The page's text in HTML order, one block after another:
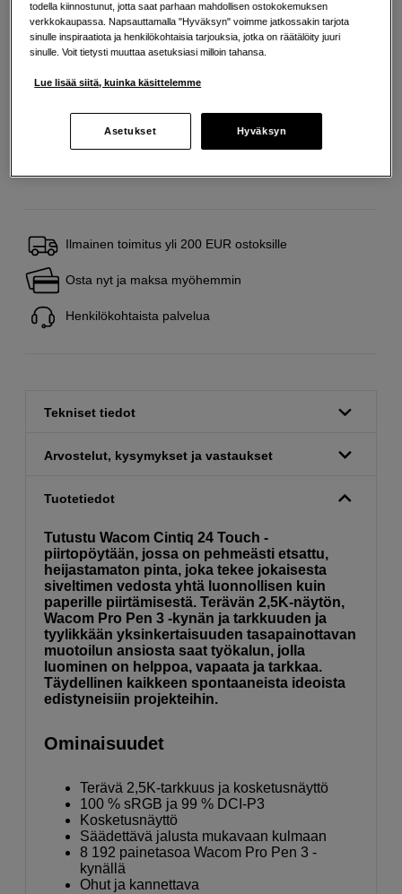
Maksa Svea-erämaksulla
Esimerkki: 36 kk, 64 EUR/kk, yhteensä 2 309 EUR, todellinen vuosikorko
19,07 %
saada maksuhäiriömerkinnän. Se voi vaikeuttaa asunnon vuokraamista,
liittymien tekemistä ja uusien lainojen saamista. Apua saat kuntasi talous- ja
Ilmainen toimitus yli 200 EUR ostoksille
Osta nyt ja maksa myöhemmin
Henkilökohtaista palvelua
Tekniset tiedot
Arvostelut, kysymykset ja vastaukset
Tuotetiedot
Tutustu Wacom Cintiq 24 Touch -
piirtopöytään, jossa on pehmeästi etsattu,
heijastamaton pinta, joka tekee jokaisesta
siveltimen vedosta yhtä luonnollisen kuin
paperille piirtämisestä. Terävän 2,5K-näytön,
Wacom Pro Pen 3 -kynän ja tarkkuuden ja
tyylikkään yksinkertaisuuden tasapainottavan
muotoilun ansiosta saat työkalun, jolla
luominen on helppoa, vapaata ja tarkkaa.
Täydellinen kaikkeen spontaaneista ideoista
edistyneisiin projekteihin.
Ominaisuudet
Terävä 2,5K-tarkkuus ja kosketusnäyttö
100 % sRGB ja 99 % DCI-P3
Kosketusnäyttö
Säädettävä jalusta mukavaan kulmaan
8 192 painetasoa Wacom Pro Pen 3 -
kynällä
Ohut ja kannettava
todella kiinnostunut, jotta saat parhaan mahdollisen ostokokemuksen
verkkokaupassa. Napsauttamalla "Hyväksyn" voimme jatkossakin tarjota
sinulle inspiraatiota ja henkilökohtaisia tarjouksia, jotka on räätälöity juuri
sinulle. Voit tietysti muuttaa asetuksiasi milloin tahansa.
Lue lisää siitä, kuinka käsittelemme
Asetukset Hyväksyn